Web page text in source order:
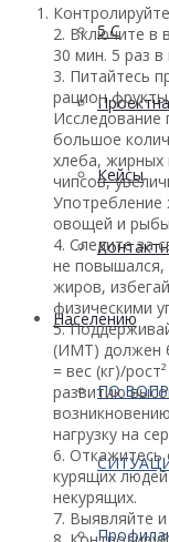
5 С
Кейсы
Населению
ПО
2. Включите в
30 мин. 5 раз
3. Питайтесь
рацион
большое
хлеба, жирных
чипсов,
Употребление
овощей и рыбы
4. Следите за
не повышался,
жиров,
физическими
5.
(ИМТ) должен
= вес (кг)/
развитию
нагрузку на
6. Откажитесь
курящих
некурящих.
7. Выявляйте